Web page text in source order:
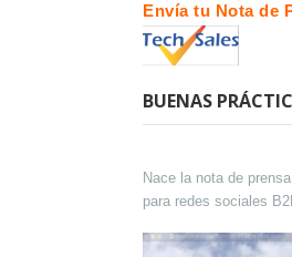
Envía tu Nota de
BUENAS
Nace la nota de
para redes sociales